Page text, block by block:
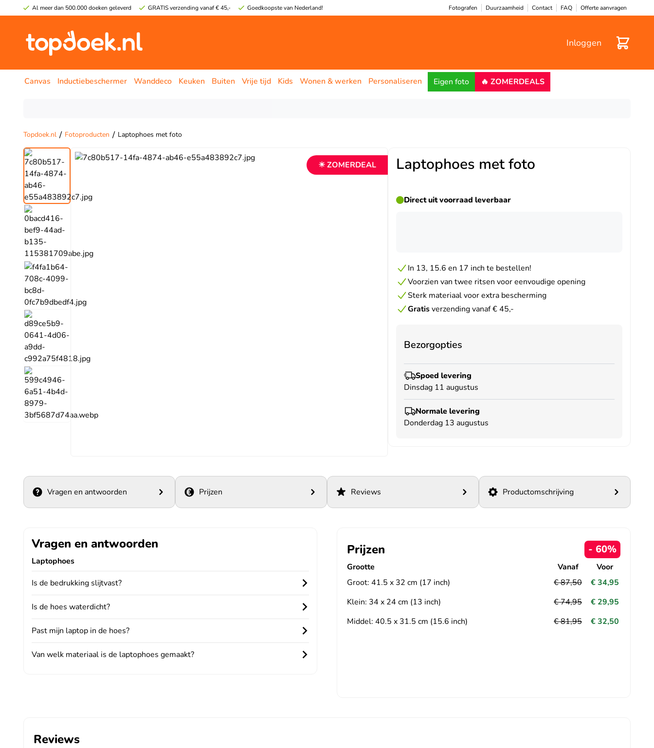
Al meer dan 500.000 doeken geleverd GRATIS verzending vanaf € 45,- Goedkoopste van Nederland! Fotografen Duurzaamheid Contact FAQ Offerte aanvragen
Inloggen
Canvas Inductiebeschermer Wanddeco Keuken Buiten Vrije tijd Kids Wonen & werken Personaliseren Eigen foto 🔥 ZOMERDEALS
Topdoek.nl / Fotoproducten / Laptophoes met foto
☀ ZOMERDEAL Laptophoes met foto
Direct uit voorraad leverbaar
In 13, 15.6 en 17 inch te bestellen!
Voorzien van twee ritsen voor eenvoudige opening
Sterk materiaal voor extra bescherming
Gratisverzending vanaf € 45,-
Bezorgopties
Spoed levering
Dinsdag 11 augustus
Normale levering
Donderdag 13 augustus
Vragen en antwoorden Prijzen Reviews Productomschrijving
Vragen en antwoorden
Laptophoes
Is de bedrukking slijtvast?
Is de hoes waterdicht?
Past mijn laptop in de hoes?
Van welk materiaal is de laptophoes gemaakt?
Prijzen - 60%
Grootte
Groot: 41.5 x 32 cm (17 inch)
Klein: 34 x 24 cm (13 inch)
Middel: 40.5 x 31.5 cm (15.6 inch)
Vanaf
€ 87,50
€ 74,95
€ 81,95
Voor
€ 34,95
€ 29,95
€ 32,50
Reviews